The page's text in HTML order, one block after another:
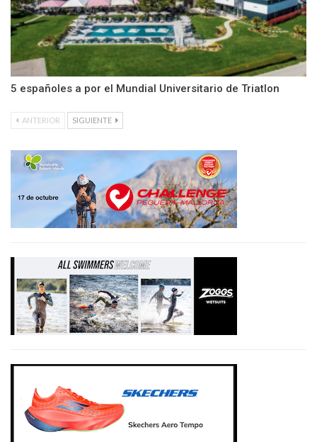
5 españoles a por el Mundial Universitario de Triatlon
ANTERIOR SIGUIENTE